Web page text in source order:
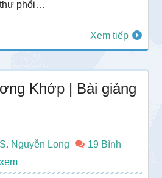
phổi…
Xem tiếp
Khớp | Bài giảng
Nguyễn Long
19 Bình